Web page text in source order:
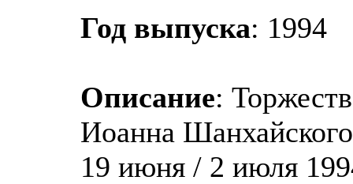
Год выпуска: 1994
Описание:
Иоанна
19 июня / 2 июля